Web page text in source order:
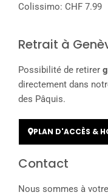
Colissimo: CHF 7.99
Retrait à
Possibilité de retirer
directement dans
des Pâquis.
PLAN D'ACCÈS &
Contact
Nous sommes à